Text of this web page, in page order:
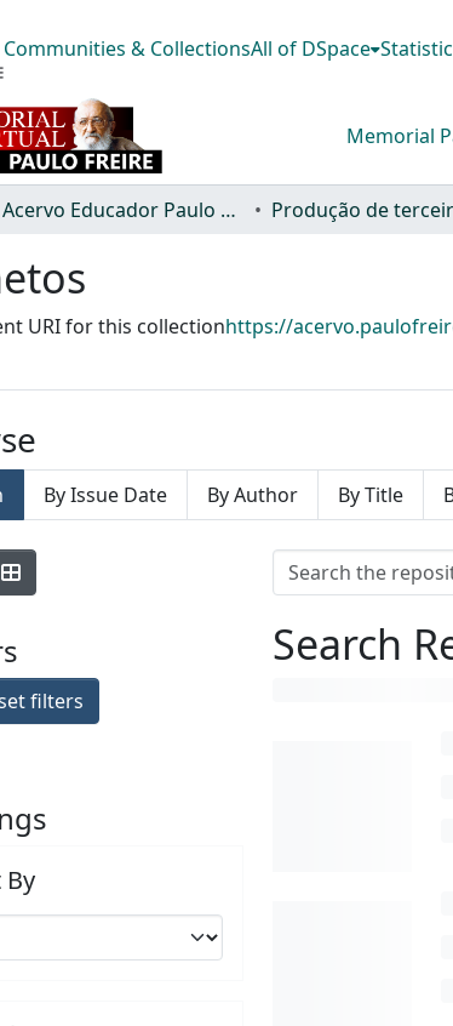
Communities & CollectionsAll of DSpace
Memorial
Acervo Educador Paulo Freire Produção de
URI for this collectionhttps://
By Issue Date By Author By Title
filters
By
Search